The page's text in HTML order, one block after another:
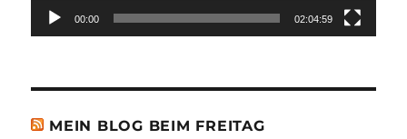
00:00 02:04:59
MEIN BLOG BEIM FREITAG